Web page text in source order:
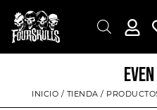
INICIO / TIENDA /